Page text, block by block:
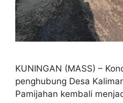
KUNINGAN (MASS) –
penghubung Desa
Pamijahan kembali